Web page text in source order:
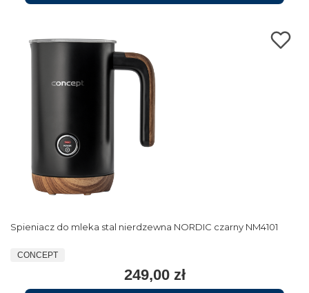
Spieniacz do mleka stal nierdzewna NORDIC czarny NM4101
CONCEPT
249,00 zł